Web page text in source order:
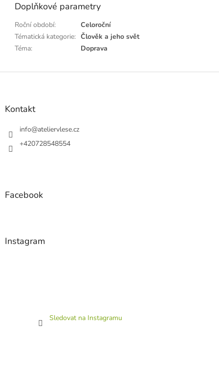
Doplňkové parametry
Roční období:
Celoroční
Tématická kategorie: Člověk a jeho svět
Téma: Doprava
Z
Kontakt
info@ateliervlese.cz
+420728548554
Facebook
Instagram
Sledovat na Instagramu